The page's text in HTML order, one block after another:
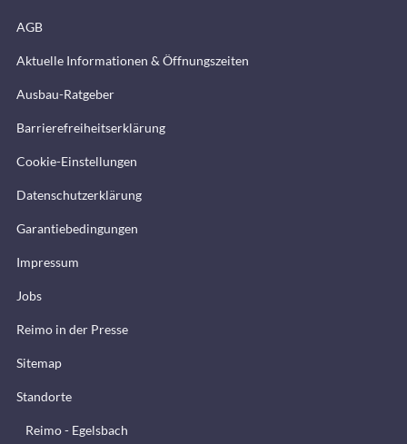
AGB
Aktuelle Informationen & Öffnungszeiten
Ausbau-Ratgeber
Barrierefreiheitserklärung
Cookie-Einstellungen
Datenschutzerklärung
Garantiebedingungen
Impressum
Jobs
Reimo in der Presse
Sitemap
Standorte
Reimo - Egelsbach